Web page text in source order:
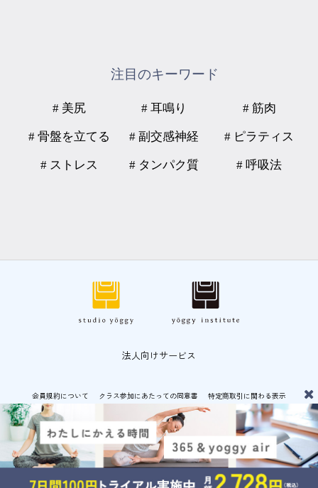
ホーム さがす スケジュール マイページ メニュー
注目のキーワード
# 美尻 # 耳鳴り # 筋肉
# 骨盤を立てる # 副交感神経 # ピラティス
# ストレス # タンパク質 # 呼吸法
法人向けサービス
会員規約について クラス参加にあたっての同意書
特定商取引に関わる表示
プライバシーポリシー
© CF-LAB CO.,LTD 運営：CF-LAB 株式会社